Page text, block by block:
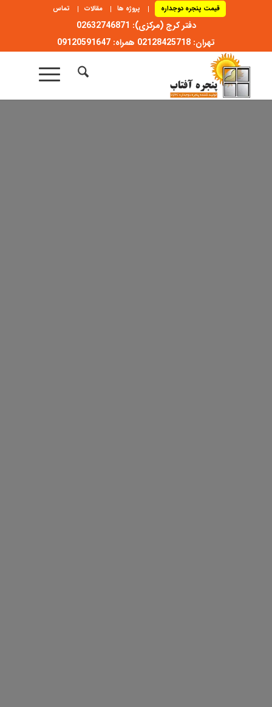
قیمت پنجره دوجداره پروژه ها مقالات تماس
دفتر کرج (مرکزی): 02632746871
تهران: 02128425718 همراه: 09120591647